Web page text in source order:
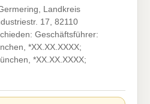
Landkreis
17, 82110
Geschäftsführer:
*XX.XX.XXXX;
*XX.XX.XXXX;